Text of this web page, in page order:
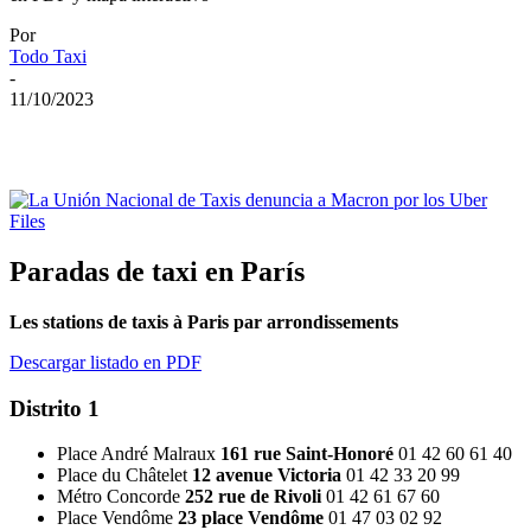
Por
Todo Taxi
-
11/10/2023
Paradas de taxi en París
Les stations de taxis à Paris par arrondissements
Descargar listado en PDF
Distrito 1
Place André Malraux 161 rue Saint-Honoré 01 42 60 61 40
Place du Châtelet 12 avenue Victoria 01 42 33 20 99
Métro Concorde 252 rue de Rivoli 01 42 61 67 60
Place Vendôme 23 place Vendôme 01 47 03 02 92